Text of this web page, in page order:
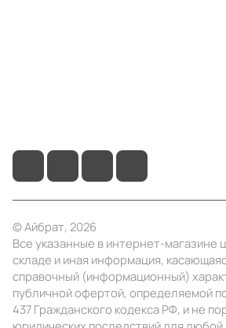
© Айбрат, 2026
Все указанные в интернет-магазине
складе и иная информация,
справочный (информационный)
публичной офертой, определяемой
437 Гражданского кодекса РФ, и не